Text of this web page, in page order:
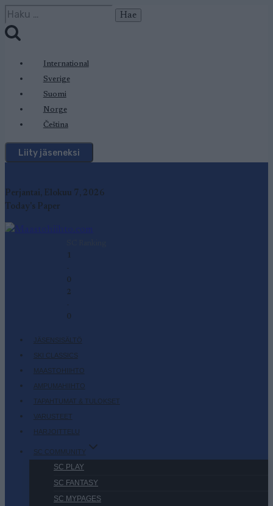
Siirry
sisältöön
Haku:
International
Sverige
Suomi
Norge
Čeština
Liity jäseneksi
Perjantai, Elokuu 7, 2026
Today's Paper
1
-
0
2
-
0
JÄSENSISÄLTÖ
SKI CLASSICS
MAASTOHIIHTO
AMPUMAHIIHTO
TAPAHTUMAT & TULOKSET
VARUSTEET
HARJOITTELU
SC COMMUNITY
SC PLAY
SC FANTASY
SC MYPAGES